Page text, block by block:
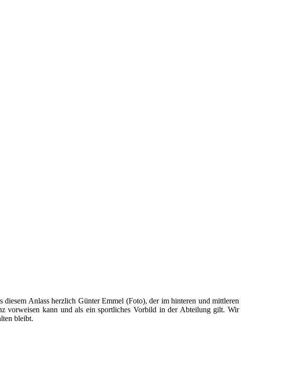
Anlass herzlich Günter Emmel (Foto), der im hinteren und mittleren
vorweisen kann und als ein sportliches Vorbild in der Abteilung gilt. Wir
bleibt.